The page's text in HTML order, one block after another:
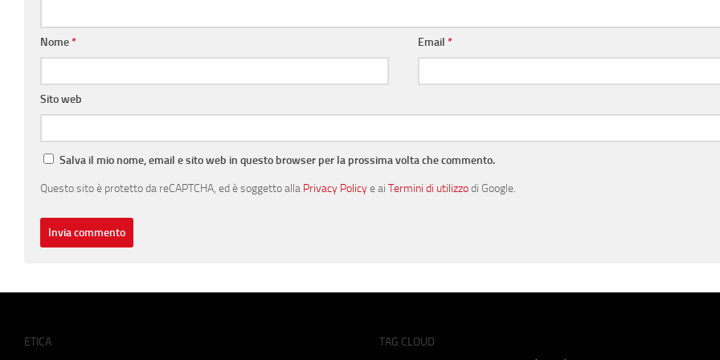
Nome* Email*
Sito web
Salva il mio nome, email e sito web in questo browser per la prossima volta che commento.
Questo sito è protetto da reCAPTCHA, ed è soggetto alla Privacy Policye ai Termini di utilizzodi Google.
ETICA TAG CLOUD